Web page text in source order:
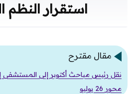
استقرار النظم
مقال مقترح
نقل رئيس مباحث أكتوبر إلى المستشفى
محور 26 يوليو